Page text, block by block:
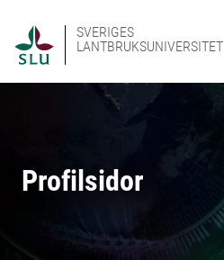
SVERIGES
LANTBRUKSUNIVERSITET
Profilsidor